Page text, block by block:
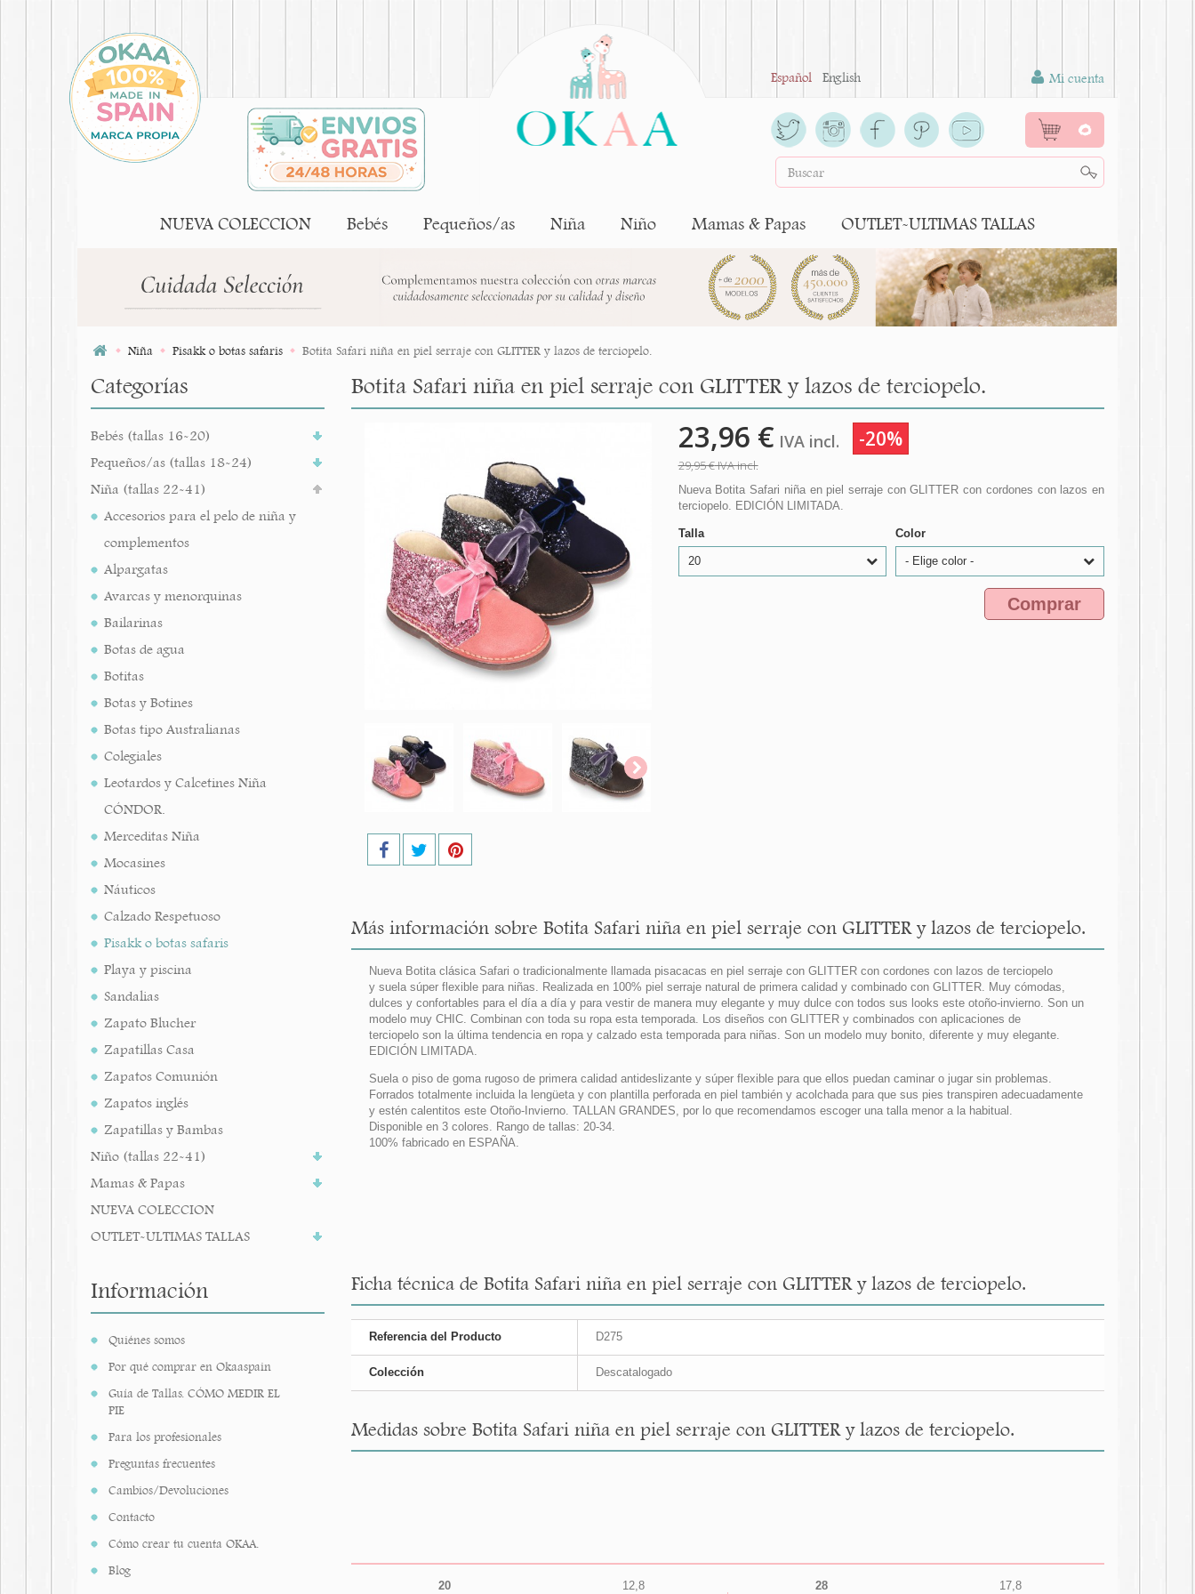
Español English Mi cuenta
0
NUEVA COLECCION Bebés Pequeños/as Niña Niño Mamas & Papas OUTLET-ULTIMAS TALLAS
Niña Pisakk o botas safaris Botita Safari niña en piel serraje con GLITTER y lazos de terciopelo.
Categorías
Bebés (tallas 16-20)
Pequeños/as (tallas 18-24)
Niña (tallas 22-41)
Accesorios para el pelo de niña y
complementos
Alpargatas
Avarcas y menorquinas
Bailarinas
Botas de agua
Botitas
Botas y Botines
Botas tipo Australianas
Colegiales
Leotardos y Calcetines Niña
CÓNDOR.
Merceditas Niña
Mocasines
Náuticos
Calzado Respetuoso
Pisakk o botas safaris
Playa y piscina
Sandalias
Zapato Blucher
Zapatillas Casa
Zapatos Comunión
Zapatos inglés
Zapatillas y Bambas
Niño (tallas 22-41)
Mamas & Papas
NUEVA COLECCION
OUTLET-ULTIMAS TALLAS
Información
Quiénes somos
Por qué comprar en Okaaspain
Guía de Tallas. CÓMO MEDIR EL
PIE
Para los profesionales
Preguntas frecuentes
Cambios/Devoluciones
Contacto
Cómo crear tu cuenta OKAA.
Blog
Botita Safari niña en piel serraje con GLITTER y lazos de terciopelo.
23,96 € IVA incl. -20%
29,95 €IVA incl.
Nueva Botita Safari niña en piel serraje con GLITTER con cordones con lazos en
terciopelo. EDICIÓN LIMITADA.
Talla
20
Color
- Elige color -
Comprar
Más información sobre Botita Safari niña en piel serraje con GLITTER y lazos de terciopelo.
Nueva Botita clásica Safari o tradicionalmente llamada pisacacas en piel serraje con GLITTER con cordones con lazos de terciopelo
y suela súper flexible para niñas. Realizada en 100% piel serraje natural de primera calidad y combinado con GLITTER. Muy cómodas,
dulces y confortables para el día a día y para vestir de manera muy elegante y muy dulce con todos sus looks este otoño-invierno. Son un
modelo muy CHIC. Combinan con toda su ropa esta temporada. Los diseños con GLITTER y combinados con aplicaciones de
terciopelo son la última tendencia en ropa y calzado esta temporada para niñas. Son un modelo muy bonito, diferente y muy elegante.
EDICIÓN LIMITADA.
Suela o piso de goma rugoso de primera calidad antideslizante y súper flexible para que ellos puedan caminar o jugar sin problemas.
Forrados totalmente incluida la lengüeta y con plantilla perforada en piel también y acolchada para que sus pies transpiren adecuadamente
y estén calentitos este Otoño-Invierno. TALLAN GRANDES, por lo que recomendamos escoger una talla menor a la habitual.
Disponible en 3 colores. Rango de tallas: 20-34.
100% fabricado en ESPAÑA.
Ficha técnica de Botita Safari niña en piel serraje con GLITTER y lazos de terciopelo.
Referencia del Producto D275
Colección Descatalogado
Medidas sobre Botita Safari niña en piel serraje con GLITTER y lazos de terciopelo.
20
12,8
28
17,8